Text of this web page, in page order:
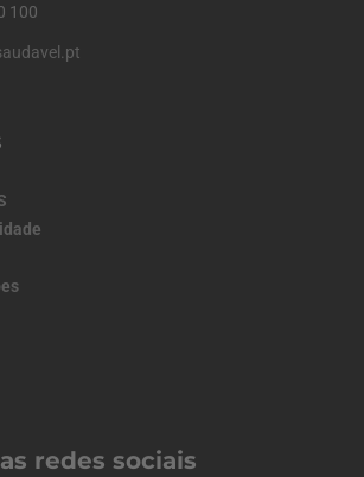
100
redes sociais